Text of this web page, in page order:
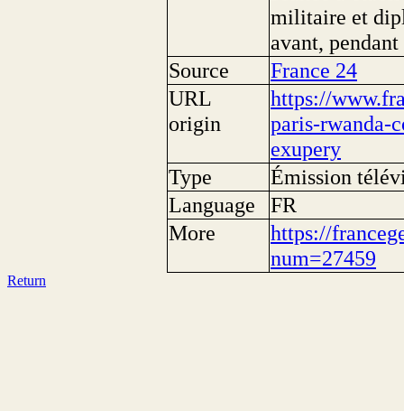
militaire et
avant,
Source
France 24
URL
origin
https://
paris-rwanda-
exupery
Type
Émission
Language
FR
More
https://
num=27459
Return